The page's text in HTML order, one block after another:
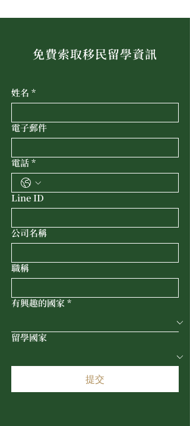
免費索取移民留學資訊
姓名 *
電子郵件
電話*
Line ID
公司名稱
職稱
有興趣的國家 *
留學國家
提交